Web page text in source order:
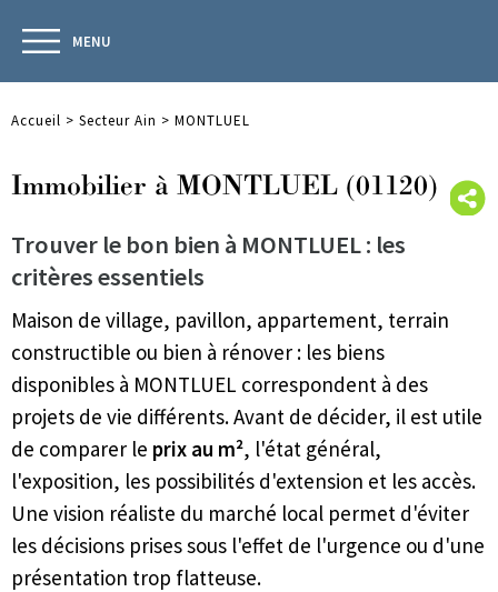
MENU
Accueil > Secteur Ain > MONTLUEL
Immobilier à MONTLUEL (01120)
Trouver le bon bien à MONTLUEL : les
critères essentiels
Maison de village, pavillon, appartement, terrain
constructible ou bien à rénover : les biens
disponibles à MONTLUEL correspondent à des
projets de vie différents. Avant de décider, il est utile
de comparer le prix au m², l'état général,
l'exposition, les possibilités d'extension et les accès.
Une vision réaliste du marché local permet d'éviter
les décisions prises sous l'effet de l'urgence ou d'une
présentation trop flatteuse.